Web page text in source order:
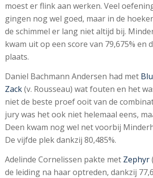
moest er flink aan werken. Veel
gingen nog wel goed, maar in de
de schimmel er lang niet altijd bij.
kwam uit op een score van 79,675% en
plaats.
Daniel Bachmann Andersen had met
Zack(v. Rousseau) wat fouten en het
niet de beste proef ooit van de
jury was het ook niet helemaal eens,
Deen kwam nog wel net voorbij
De vijfde plek dankzij 80,485%.
Adelinde Cornelissen pakte met Zephyr
de leiding na haar optreden, dankzij